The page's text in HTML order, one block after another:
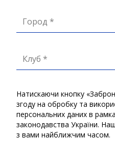
Город *
Клуб *
Натискаючи кнопку
згоду на обробку та
персональних даних в
законодавства України.
з вами найближчим часом.